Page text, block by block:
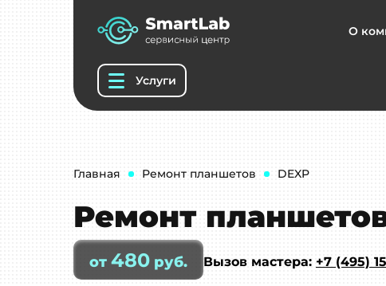
Услуги
О
Главная Ремонт планшетов DEXP
Ремонт
от 480 руб. Вызов мастера: +7 (495)